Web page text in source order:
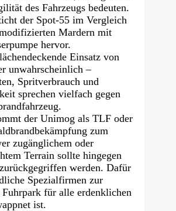
des Fahrzeugs bedeuten.
der Spot-55 im Vergleich
Mardern mit
hervor.
Einsatz von
unwahrscheinlich –
Spritverbrauch und
sprechen vielfach gegen
der Unimog als TLF oder
zum
zugänglichem oder
Terrain sollte hingegen
werden. Dafür
Spezialfirmen zur
für alle erdenklichen
ist.